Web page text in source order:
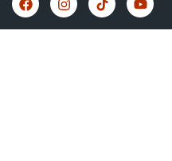
https://vivernaespanha.com/